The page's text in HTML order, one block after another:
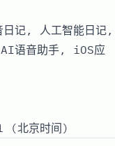
记, 人工智能日记,
语音助手, iOS应
(北京时间)